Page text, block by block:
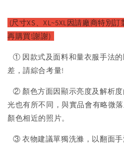
(尺寸XS、XL~5XL因請廠商特別訂
再購買!謝謝)
① 因款式及面料和量衣服手法的
差，請綜合考量!
② 顏色方面因顯示亮度及解析
光也有所不同，與實品會有略微
顏色相近的照片。
③ 衣物建議單獨洗滌，以翻面